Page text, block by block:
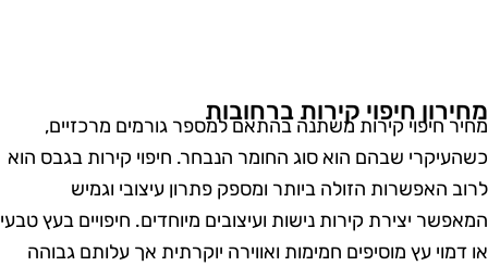
חיפוי קירות ברחובות
חיפוי קירות משתנה בהתאם למספר גורמים מרכזיים,
שבהם הוא סוג החומר הנבחר. חיפוי קירות בגבס הוא
האפשרות הזולה ביותר ומספק פתרון עיצובי וגמיש
יצירת קירות נישות ועיצובים מיוחדים. חיפויים בעץ טבעי
דמוי עץ מוסיפים חמימות ואווירה יוקרתית אך עלותם גבוהה